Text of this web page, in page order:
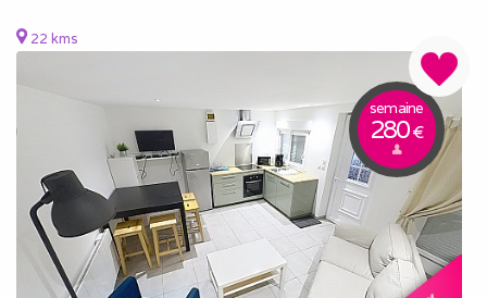
22 kms
semaine
280€